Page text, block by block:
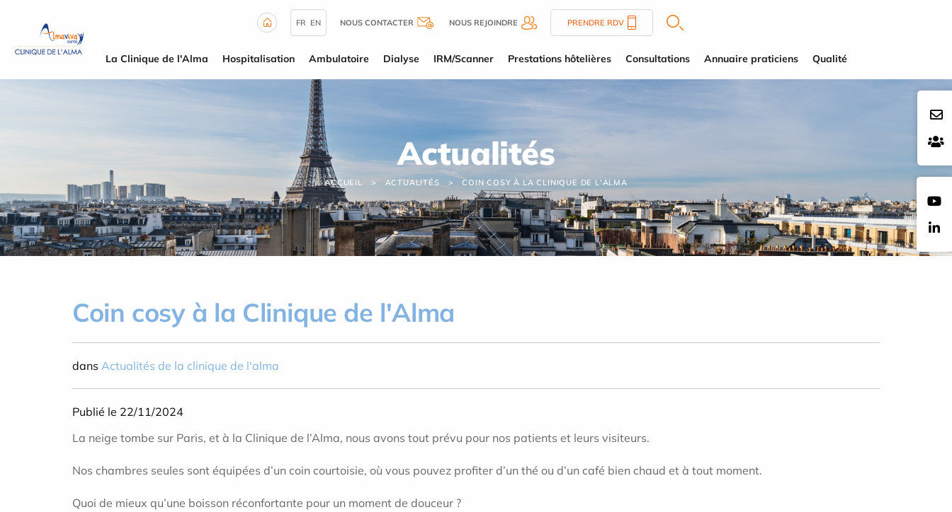
FR EN NOUS CONTACTER NOUS REJOINDRE PRENDRE RDV
La Clinique de l'Alma Hospitalisation Ambulatoire Dialyse IRM/Scanner Prestations hôtelières Consultations Annuaire praticiens Qualité
Actualités
ACCUEIL ACTUALITÉS COIN COSY À LA CLINIQUE DE L'ALMA
Coin cosy à la Clinique de l'Alma
dans Actualités de la clinique de l'alma
Publié le 22/11/2024
La neige tombe sur Paris, et à la Clinique de l’Alma, nous avons tout prévu pour nos patients et leurs visiteurs.
Nos chambres seules sont équipées d’un coin courtoisie, où vous pouvez profiter d’un thé ou d’un café bien chaud et à tout moment.
Quoi de mieux qu’une boisson réconfortante pour un moment de douceur ?